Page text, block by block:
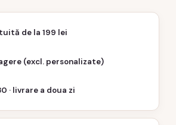
de la 199 lei
(excl. personalizate)
· livrare a doua zi